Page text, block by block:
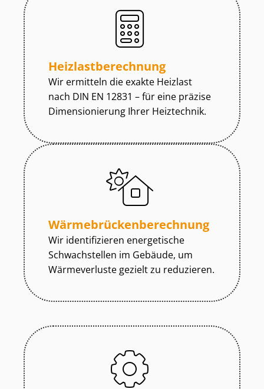
Heiz­last­be­rech­nung
Wir ermitteln die exakte Heizlast
nach DIN EN 12831 – für eine präzise
Dimensionierung Ihrer Heiztechnik.
Wär­me­brü­cken­be­rech­nung
Wir identifizieren energetische
Schwachstellen im Gebäude, um
Wärmeverluste gezielt zu reduzieren.